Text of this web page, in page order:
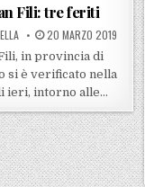
Fili: tre feriti
POSTED ON
20 MARZO 2019
in provincia di
si è verificato nella
ieri, intorno alle…